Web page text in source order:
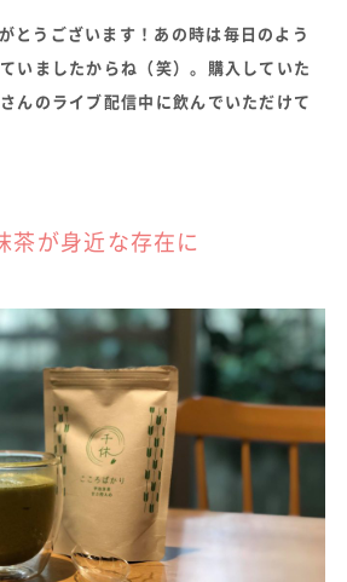
うございます！あの時は毎日のよう
いましたからね（笑）。購入していた
んのライブ配信中に飲んでいただけて
茶が身近な存在に